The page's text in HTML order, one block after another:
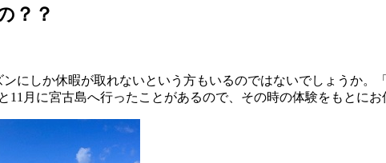
？？
にしか休暇が取れないという方もいるのではないでしょうか。
月に宮古島へ行ったことがあるので、その時の体験をもとにお